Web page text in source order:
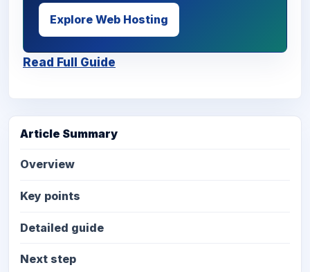
Explore Web Hosting
Read Full Guide
Article Summary
Overview
Key points
Detailed guide
Next step